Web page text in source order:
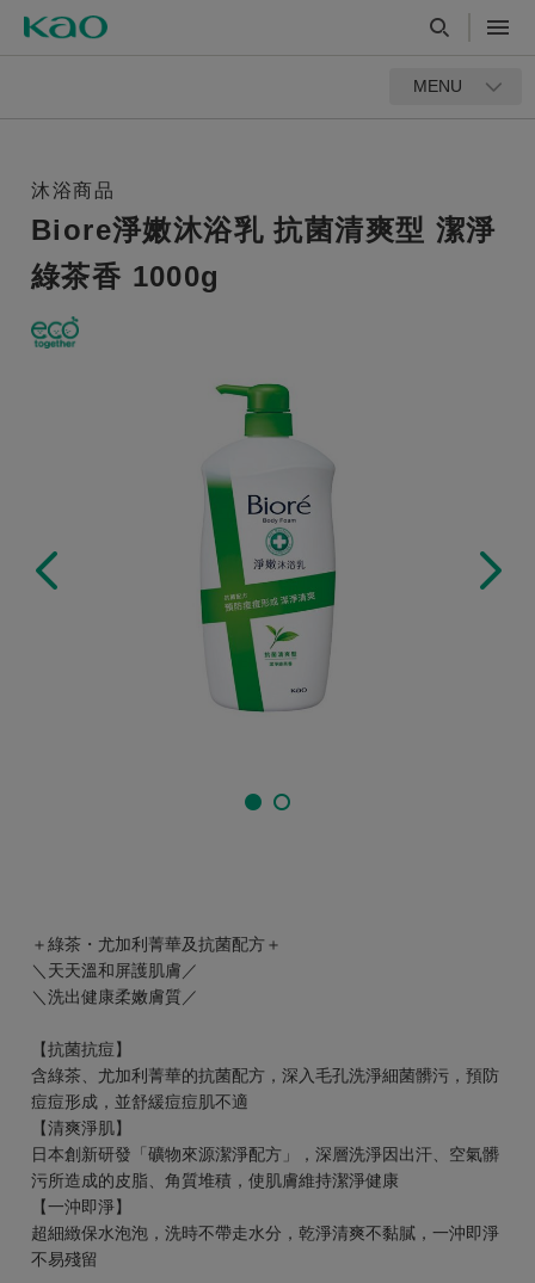
MENU
沐浴商品
Biore淨嫩沐浴乳 抗菌清爽型 潔淨
綠茶香 1000g
＋綠茶・尤加利菁華及抗菌配方＋
＼天天溫和屏護肌膚／
＼洗出健康柔嫩膚質／
【抗菌抗痘】
含綠茶、尤加利菁華的抗菌配方，深入毛孔洗淨細菌髒污，預防
痘痘形成，並舒緩痘痘肌不適
【清爽淨肌】
日本創新研發「礦物來源潔淨配方」，深層洗淨因出汗、空氣髒
污所造成的皮脂、角質堆積，使肌膚維持潔淨健康
【一沖即淨】
超細緻保水泡泡，洗時不帶走水分，乾淨清爽不黏膩，一沖即淨
不易殘留